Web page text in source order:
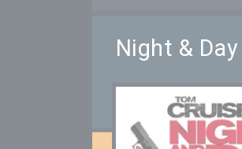
Night & Day